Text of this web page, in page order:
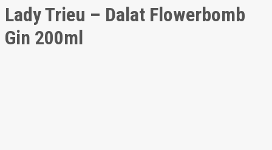
Lady Trieu – Dalat Flowerbomb
Gin 200ml